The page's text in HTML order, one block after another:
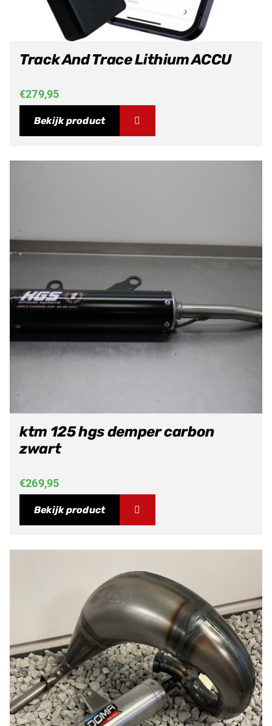
Track And Trace Lithium ACCU
€279,95
Bekijk product
ktm 125 hgs demper carbon
zwart
€269,95
Bekijk product